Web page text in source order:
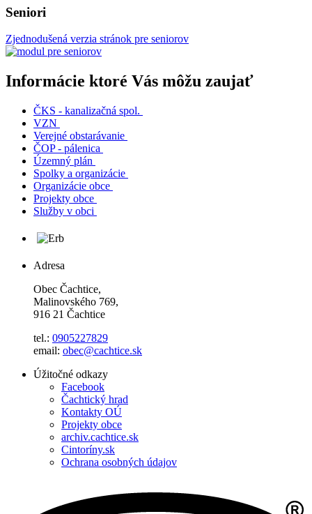
Seniori
Zjednodušená verzia stránok pre seniorov
Informácie ktoré Vás môžu zaujať
ČKS - kanalizačná spol.
VZN
Verejné obstarávanie
ČOP - pálenica
Územný plán
Spolky a organizácie
Organizácie obce
Projekty obce
Služby v obci
Adresa
Obec Čachtice,
Malinovského 769,
916 21 Čachtice
tel.: 0905227829
email: obec@cachtice.sk
Úžitočné odkazy
Facebook
Čachtický hrad
Kontakty OÚ
Projekty obce
archiv.cachtice.sk
Cintoríny.sk
Ochrana osobných údajov